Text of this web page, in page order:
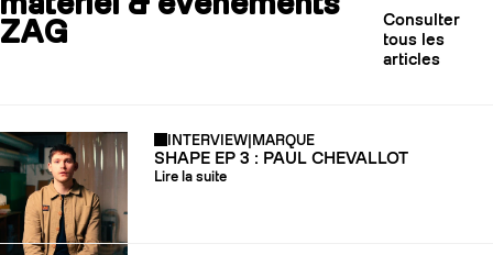
ZAG
Consulter
tous les
articles
INTERVIEW|MARQUE
SHAPE EP 3 : PAUL CHEVALLOT
Lire la suite